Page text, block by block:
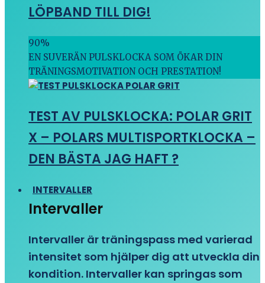
LÖPBAND TILL DIG!
90%
EN SUVERÄN PULSKLOCKA SOM ÖKAR DIN
TRÄNINGSMOTIVATION OCH PRESTATION!
TEST AV PULSKLOCKA: POLAR GRIT
X – POLARS MULTISPORTKLOCKA –
DEN BÄSTA JAG HAFT ?
INTERVALLER
Intervaller
Intervaller är träningspass med varierad
intensitet som hjälper dig att utveckla din
kondition. Intervaller kan springas som